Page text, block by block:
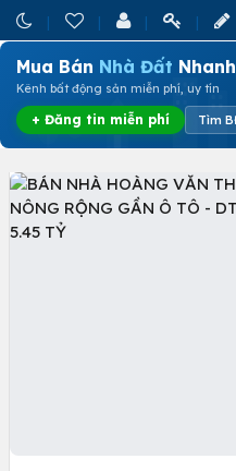
Mua Bán Nhà Đất
Kênh bất động sản miễn phí, uy tín
+ Đăng tin miễn phí Tìm